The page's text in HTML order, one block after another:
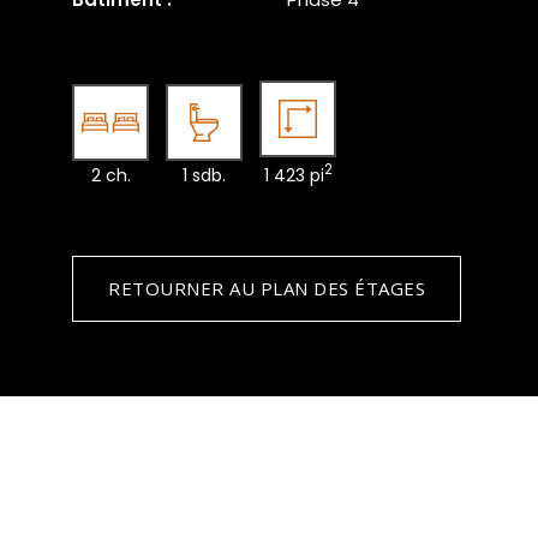
2 ch. 1 sdb. 1 423 pi2
RETOURNER AU PLAN DES ÉTAGES